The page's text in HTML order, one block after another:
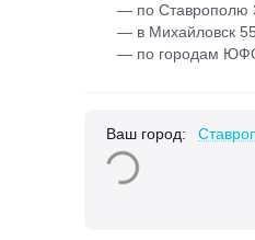
— по Ставрополю
— в Михайловск
— по городам
Ваш город: